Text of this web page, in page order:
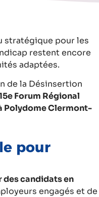
stratégique pour les
restent encore
adaptées.
de la Désinsertion
Forum Régional
Polydome Clermont-
pour
des candidats en
engagés et de